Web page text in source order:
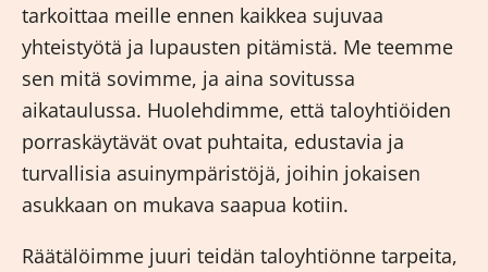
tarkoittaa meille ennen kaikkea sujuvaa
yhteistyötä ja lupausten pitämistä. Me teemme
sen mitä sovimme, ja aina sovitussa
aikataulussa. Huolehdimme, että taloyhtiöiden
porraskäytävät ovat puhtaita, edustavia ja
turvallisia asuinympäristöjä, joihin jokaisen
asukkaan on mukava saapua kotiin.
Räätälöimme juuri teidän taloyhtiönne tarpeita,